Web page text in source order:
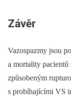
Závěr
Vazospazmy jsou
a mortality pacientů
způsobeným
s probíhajícími VS